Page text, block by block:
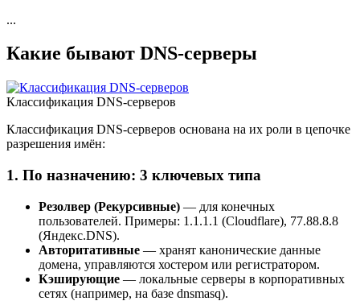
...
Какие бывают DNS-серверы
Классификация DNS-серверов
Классификация DNS-серверов основана на их роли в цепочке
разрешения имён:
1. По назначению: 3 ключевых типа
Резолвер (Рекурсивные) — для конечных
пользователей. Примеры: 1.1.1.1 (Cloudflare), 77.88.8.8
(Яндекс.DNS).
Авторитативные — хранят канонические данные
домена, управляются хостером или регистратором.
Кэширующие — локальные серверы в корпоративных
сетях (например, на базе dnsmasq).